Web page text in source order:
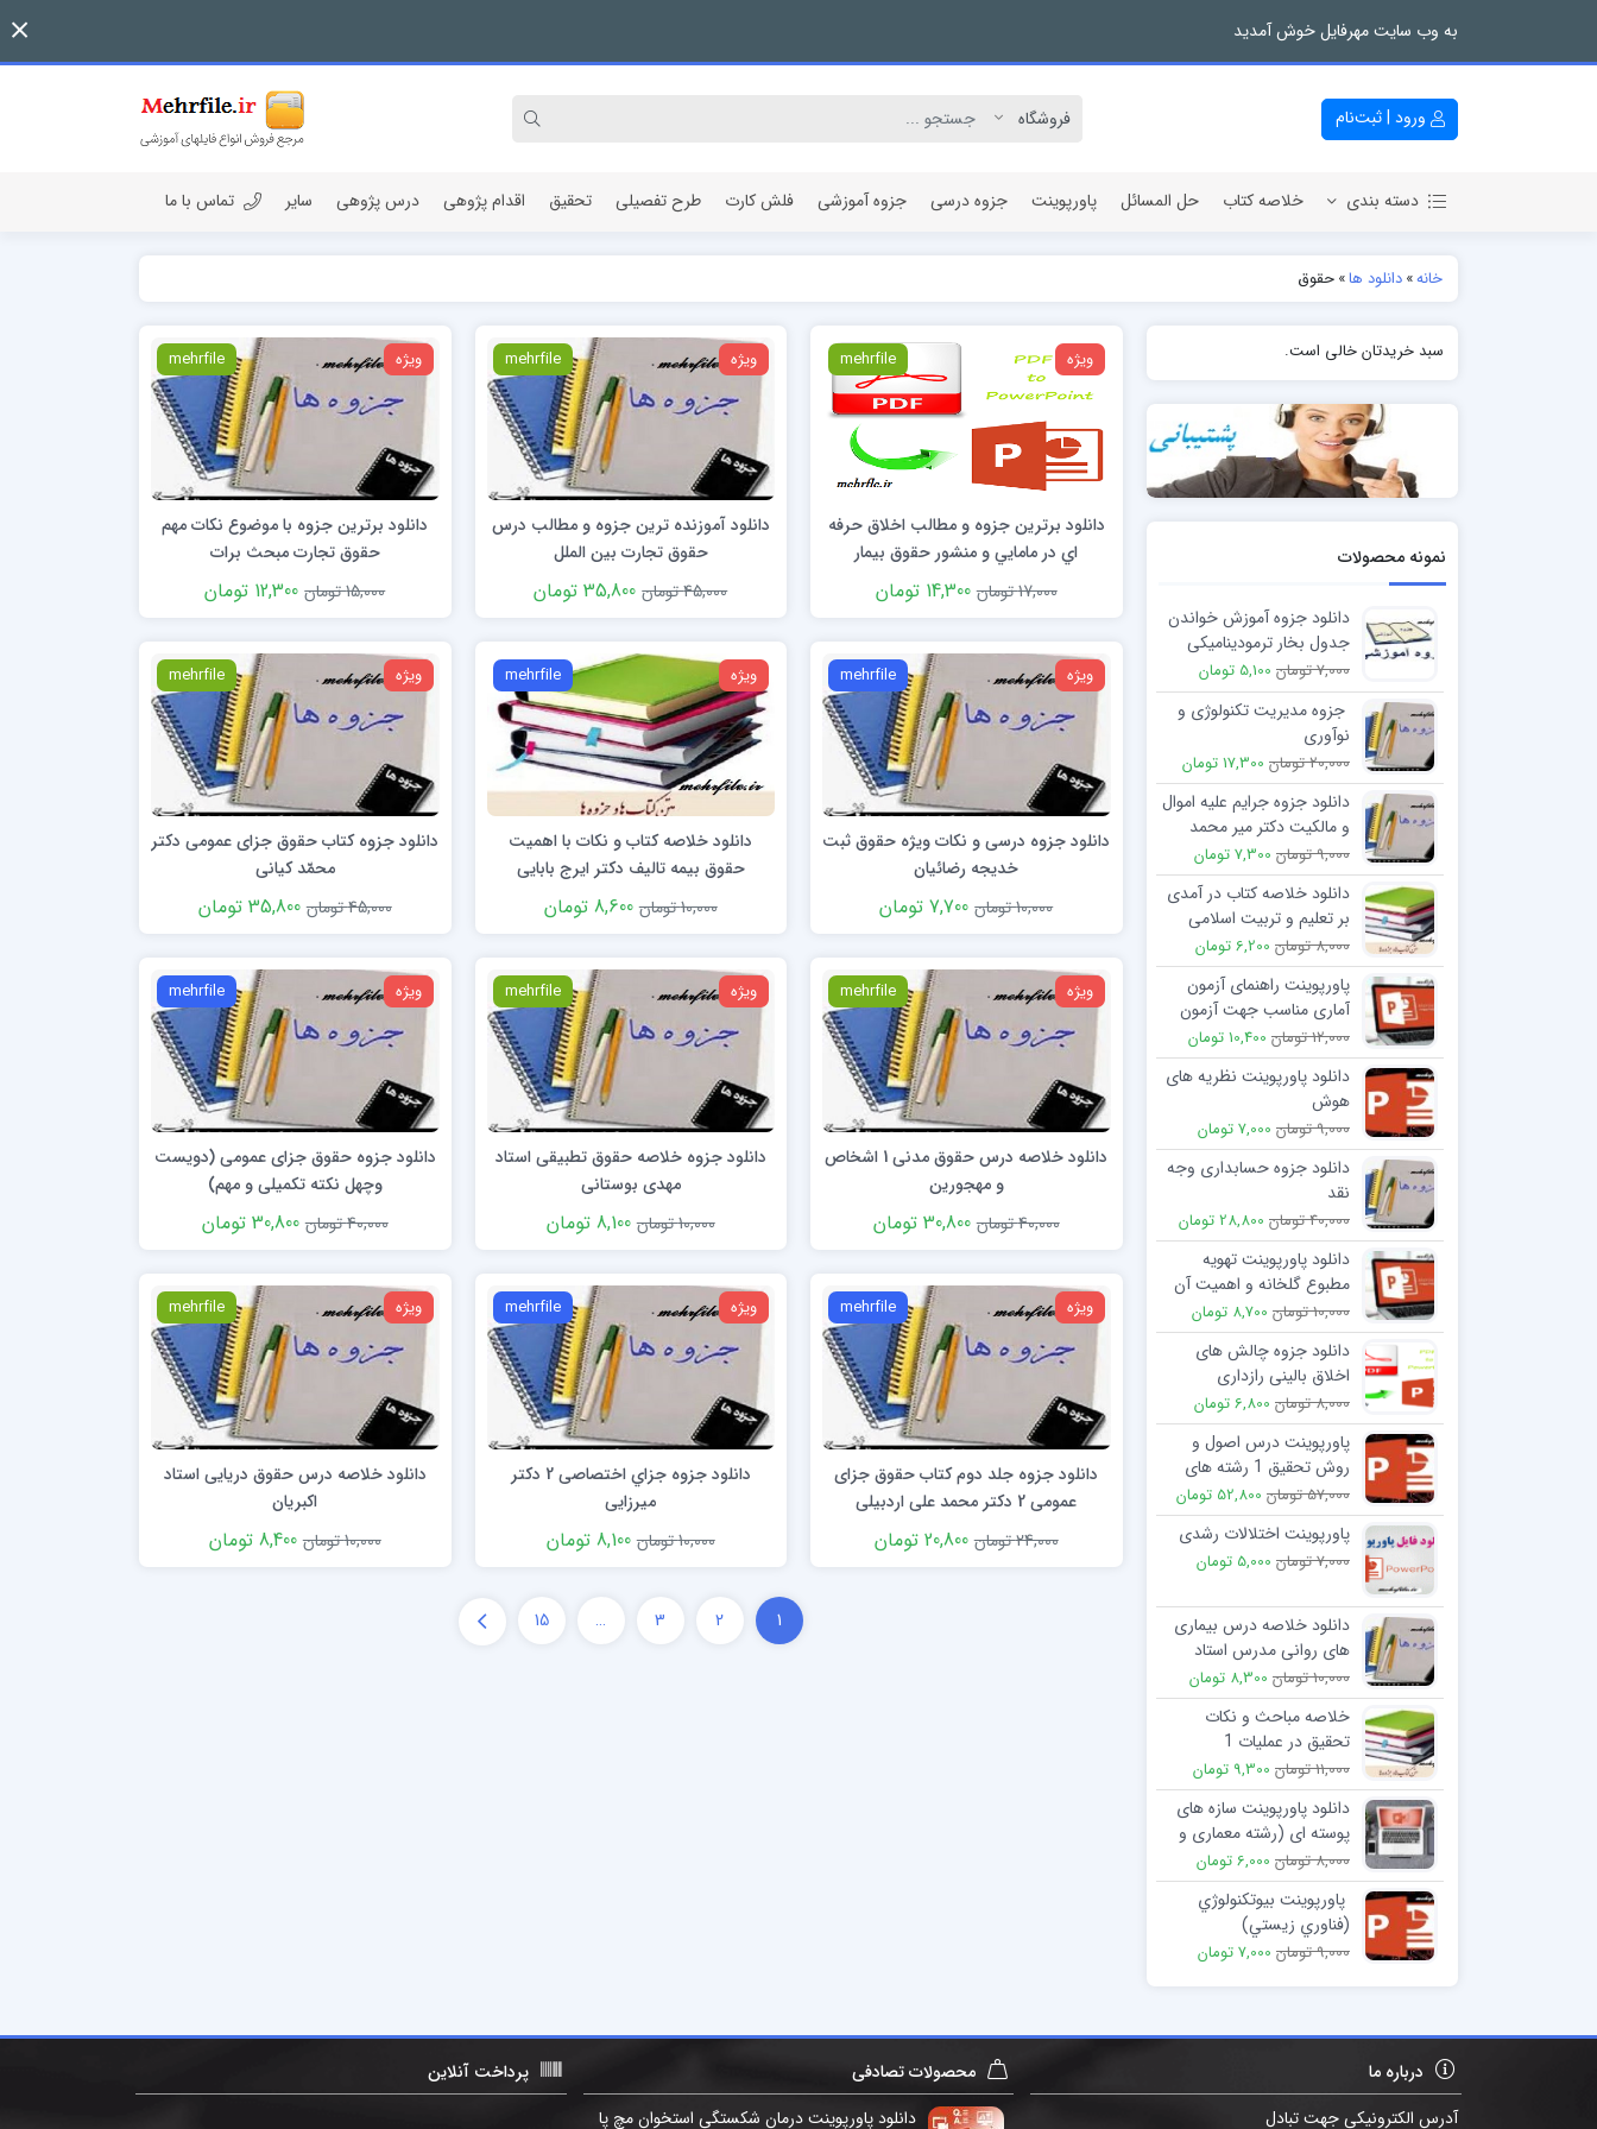
به وب سایت مهرفایل خوش آمدید
ورود | ثبت‌نام
دسته بندی
مقاله پژوهشی
خلاصه کتاب حل المسائل پاورپوینت جزوه درسی جزوه آموزشی فلش کارت طرح تفصیلی تحقیق اقدام پژوهی درس پژوهی سایر تماس با ما
خانه»دانلود ها»حقوق
ویژه mehrfile
دانلود برترین جزوه و مطالب اخلاق حرفه
اي در مامايي و منشور حقوق بيمار
17,000 تومان
14,300 تومان
ویژه mehrfile
دانلود آموزنده ترین جزوه و مطالب درس
حقوق تجارت بین الملل
45,000 تومان
35,800 تومان
ویژه mehrfile
دانلود برترین جزوه با موضوع نکات مهم
حقوق تجارت مبحث برات
15,000 تومان
12,300 تومان
ویژه mehrfile
دانلود جزوه درسی و نکات ویژه حقوق ثبت
خدیجه رضائیان
10,000 تومان
7,700 تومان
ویژه mehrfile
دانلود خلاصه کتاب و نکات با اهمیت
حقوق بیمه تالیف دکتر ایرج بابایی
10,000 تومان
8,600 تومان
ویژه mehrfile
دانلود جزوه کتاب حقوق جزای عمومی دکتر
محمّد کیانی
45,000 تومان
35,800 تومان
ویژه mehrfile
دانلود خلاصه درس حقوق مدنی 1 اشخاص
و مهجورین
40,000 تومان
30,800 تومان
ویژه mehrfile
دانلود جزوه خلاصه حقوق تطبیقی استاد
مهدی بوستانی
10,000 تومان
8,100 تومان
ویژه mehrfile
دانلود جزوه حقوق جزای عمومی (دویست
وچهل نکته تکمیلی و مهم)
40,000 تومان
30,800 تومان
ویژه mehrfile
دانلود جزوه جلد دوم کتاب حقوق جزای
عمومی 2 دکتر محمد علی اردبيلی
24,000 تومان
20,800 تومان
ویژه mehrfile
دانلود جزوه جزاي اختصاصی 2 دکتر
میرزایی
10,000 تومان
8,100 تومان
ویژه mehrfile
دانلود خلاصه درس حقوق دریایی استاد
اکبریان
10,000 تومان
8,400 تومان
1
2
3
…
15
سبد خریدتان خالی است.
نمونه محصولات
دانلود جزوه آموزش خواندن
جدول بخار ترمودینامیکی
7,000 تومان 5,100 تومان
جزوه مدیریت تکنولوژی و
نوآوری
20,000 تومان 17,300 تومان
دانلود جزوه جرایم علیه اموال
و مالکیت دکتر میر محمد
صادقی
9,000 تومان 7,300 تومان
دانلود خلاصه کتاب در آمدی
بر تعلیم و تربیت اسلامی
(2)
8,000 تومان 6,200 تومان
پاورپوینت راهنمای آزمون
آماری مناسب جهت آزمون
فرضیه های پژوهش
12,000 تومان 10,400 تومان
دانلود پاورپوینت نظریه های
هوش
9,000 تومان 7,000 تومان
دانلود جزوه حسابداری وجه
نقد
40,000 تومان 28,800 تومان
دانلود پاورپوینت تهویه
مطبوع گلخانه و اهمیت آن
10,000 تومان 8,700 تومان
دانلود جزوه چالش های
اخلاق بالینی رازداری
8,000 تومان 6,800 تومان
پاورپوینت درس اصول و
روش تحقیق 1 رشته های
مترجمی زبان انگلیسی
57,000 تومان 52,800 تومان
پاورپوینت اختلالات رشدی
7,000 تومان 5,000 تومان
دانلود خلاصه درس بیماری
های روانی مدرس استاد
همتی
10,000 تومان 8,300 تومان
خلاصه مباحث و نکات
تحقیق در عملیات 1
11,000 تومان 9,300 تومان
دانلود پاورپوینت سازه های
پوسته ای (رشته معماری و
عمران )
8,000 تومان 6,000 تومان
پاورپوینت بيوتكنولوژي
(فناوري زيستي)
9,000 تومان 7,000 تومان
درباره ما
آدرس الکترونیکی جهت تبادل
محصولات تصادفی
دانلود پاورپوینت درمان شکستگی استخوان مچ پا
پرداخت آنلاین